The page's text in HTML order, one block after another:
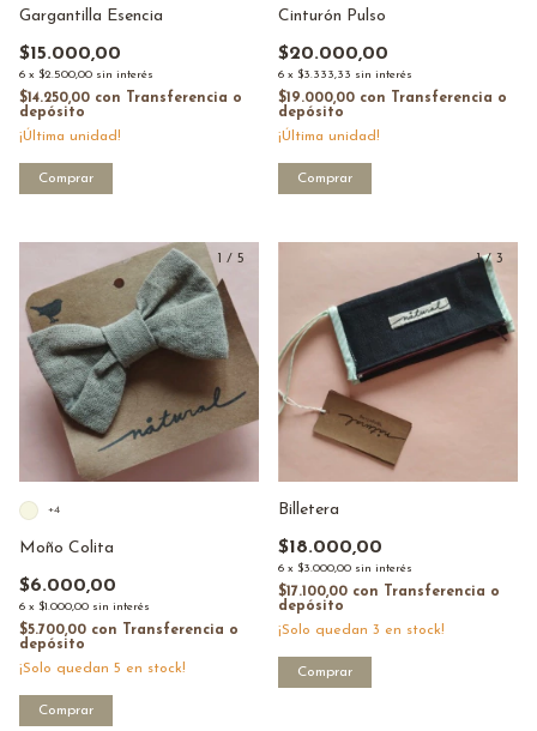
Gargantilla Esencia
$15.000,00
6 x $2.500,00 sin interés
$14.250,00 con
Transferencia o
depósito
¡Última unidad!
Comprar
Cinturón Pulso
$20.000,00
6 x $3.333,33 sin interés
$19.000,00 con
Transferencia o
depósito
¡Última unidad!
Comprar
1 / 5
Moño Colita
$6.000,00
6 x $1.000,00 sin interés
$5.700,00 con
Transferencia o
depósito
¡Solo quedan 5 en stock!
+4
Comprar
1/ 3
Billetera
$18.000,00
6 x $3.000,00 sin interés
$17.100,00 con
Transferencia o
depósito
¡Solo quedan 3 en stock!
Comprar